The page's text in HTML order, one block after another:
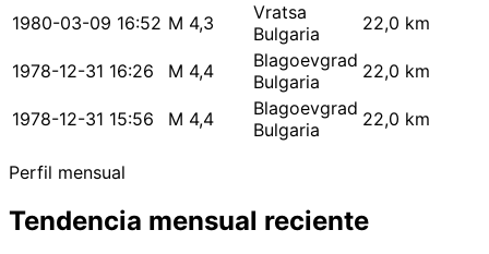
1980-03-09 16:52 M 4,3
Vratsa
Bulgaria
22,0 km
1978-12-31 16:26 M 4,4
Blagoevgrad
Bulgaria
22,0 km
1978-12-31 15:56 M 4,4
Blagoevgrad
Bulgaria
22,0 km
Perfil mensual
Tendencia mensual reciente